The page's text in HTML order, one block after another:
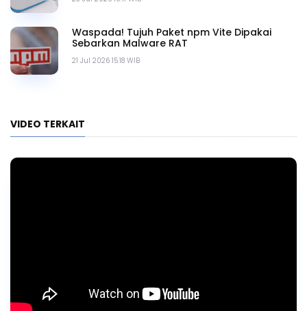
21 Jul 2026 15.18 WIB
Waspada! Tujuh Paket npm Vite Dipakai
Sebarkan Malware RAT
VIDEO TERKAIT